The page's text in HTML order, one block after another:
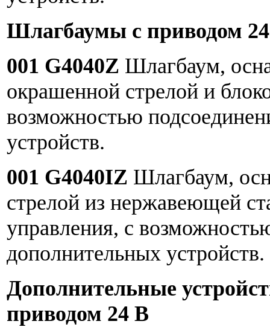
Шлагбаумы с приводом
001 G4040Z Шлагбаум,
окрашенной стрелой и
возможностью
устройств.
001 G4040IZ Шлагбаум,
стрелой из нержавеющей
управления, c
дополнительных устройств.
Дополнительные
приводом 24 В